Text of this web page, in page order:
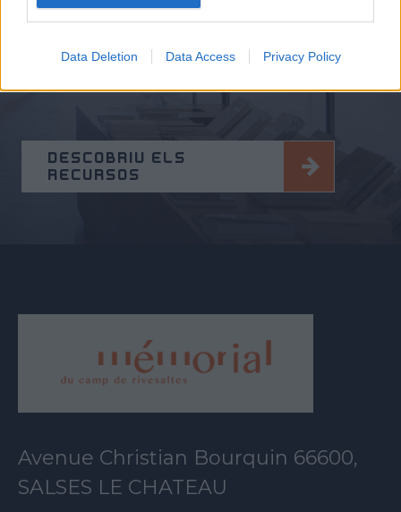
Data Deletion Data Access Privacy Policy
conferències, lectures, exposicions temporals
Descobriu els recursos del Memorial a l'hora de
DESCOBRIU ELS
RECURSOS
Avenue Christian Bourquin 66600,
SALSES LE CHATEAU